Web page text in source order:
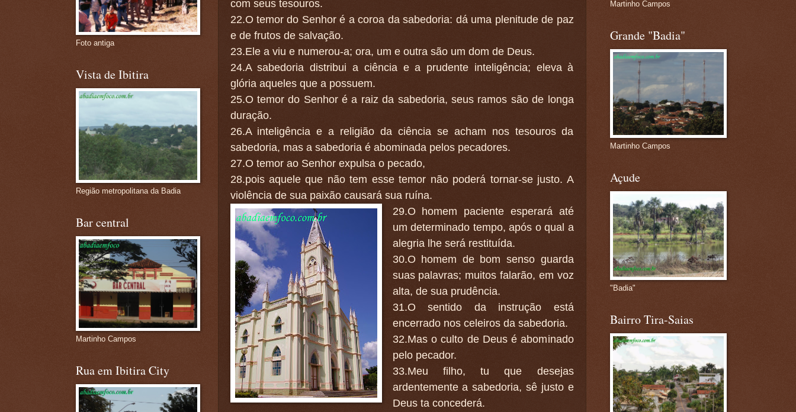
com seus tesouros.
22.O temor do Senhor é a coroa da sabedoria: dá uma plenitude de paz
e de frutos de salvação.
23.Ele a viu e numerou-a; ora, um e outra são um dom de Deus.
24.A sabedoria distribui a ciência e a prudente inteligência; eleva à
glória aqueles que a possuem.
25.O temor do Senhor é a raiz da sabedoria, seus ramos são de longa
duração.
26.A inteligência e a religião da ciência se acham nos tesouros da
sabedoria, mas a sabedoria é abominada pelos pecadores.
27.O temor ao Senhor expulsa o pecado,
28.pois aquele que não tem esse temor não poderá tornar-se justo. A
violência de sua paixão causará sua ruína.
29.O homem paciente esperará até
um determinado tempo, após o qual a
alegria lhe será restituída.
30.O homem de bom senso guarda
suas palavras; muitos falarão, em voz
alta, de sua prudência.
31.O sentido da instrução está
encerrado nos celeiros da sabedoria.
32.Mas o culto de Deus é abominado
pelo pecador.
33.Meu filho, tu que desejas
ardentemente a sabedoria, sê justo e
Deus ta concederá.
Foto antiga
Vista de Ibitira
Região metropolitana da Badia
Bar central
Martinho Campos
Rua em Ibitira City
Martinho Campos
Grande "Badia"
Martinho Campos
Açude
"Badia"
Bairro Tira-Saias